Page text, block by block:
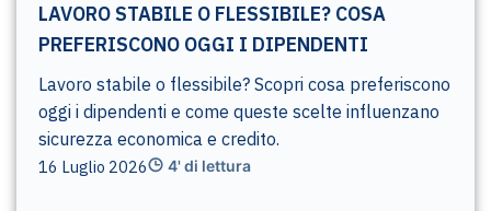
LAVORO STABILE O FLESSIBILE? COSA
PREFERISCONO OGGI I DIPENDENTI
Lavoro stabile o flessibile? Scopri cosa preferiscono
oggi i dipendenti e come queste scelte influenzano
sicurezza economica e credito.
16 Luglio 2026 4' di lettura